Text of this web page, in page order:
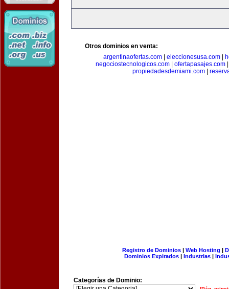
Otros dominios en venta:
argentinaofertas.com| eleccionesusa.com|
negociostecnologicos.com
ofertapasajes.com
propiedadesdemiami.com|
Registro de Dominios| Web Hosting |
Dominios Expirados | Industrias |
Categorías de Dominio: